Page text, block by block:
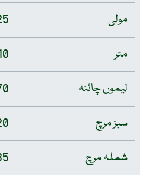
مولی
مٹر
لیموں چائنہ
سبز مرچ
شملہ مرچ